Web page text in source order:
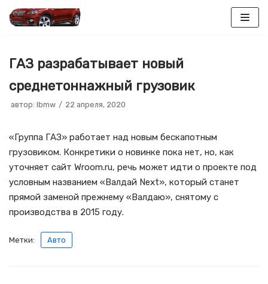
содержимому
ГАЗ разрабатывает новый
среднетоннажный грузовик
автор: lbmw 22 апреля, 2020
«Группа ГАЗ» работает над новым бескапотным
грузовиком. Конкретики о новинке пока нет, но, как
уточняет сайт Wroom.ru, речь может идти о проекте под
условным названием «Валдай Next», который станет
прямой заменой прежнему «Валдаю», снятому с
производства в 2015 году.
Метки: Авто